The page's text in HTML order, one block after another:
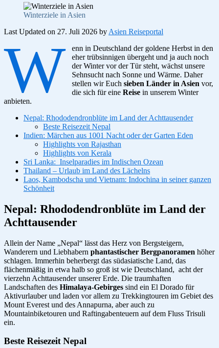
besten
Reiseziele
im
Winter
Winterziele in Asien
Last Updated on 27. Juli 2026 by Asien Reiseportal
W
enn in Deutschland der goldene Herbst in den
eher trübsinnigen übergeht und ja auch noch
der Winter vor der Tür steht, wächst unsere
Sehnsucht nach Sonne und Wärme. Daher
stellen wir Euchsieben Länder in Asien vor,
die sich für eineReise in unserem Winter
anbieten.
Nepal: Rhododendronblüte im Land der Achttausender
Beste Reisezeit Nepal
Indien: Märchen aus 1001 Nacht oder der Garten Eden
Highlights von Rajasthan
Highlights von Kerala
Sri Lanka: Inselparadies im Indischen Ozean
Thailand – Urlaub im Land des Lächelns
Laos, Kambodscha und Vietnam: Indochina in seiner ganzen
Schönheit
Nepal: Rhododendronblüte im Land der
Achttausender
Allein der Name „Nepal“ lässt das Herz von Bergsteigern,
Wanderern und Liebhabern phantastischer Bergpanoramen höher
schlagen. Immerhin beherbergt das südasiatische Land, das
flächenmäßig in etwa halb so groß ist wie Deutschland, acht der
vierzehn Achttausender unserer Erde. Die traumhaften
Landschaften des Himalaya-Gebirges sind ein El Dorado für
Aktivurlauber und laden vor allem zu Trekkingtouren im Gebiet des
Mount Everest und des Annapurna, aber auch zu
Mountainbiketouren und Raftingabenteuern auf dem Fluss Trisuli
ein.
Beste Reisezeit Nepal